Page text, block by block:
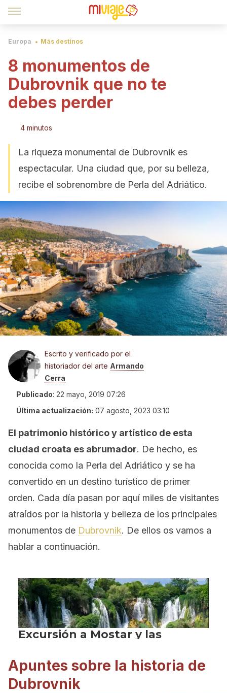
Europa Más destinos
8 monumentos de
Dubrovnik que no te
debes perder
4 minutos
La riqueza monumental de Dubrovnik es
espectacular. Una ciudad que, por su belleza,
recibe el sobrenombre de Perla del Adriático.
Escrito y verificado por el
historiador del arte Armando
Cerra
Publicado: 22 mayo, 2019 07:26
Última actualización: 07 agosto, 2023 03:10
El patrimonio histórico y artístico de esta
ciudad croata es abrumador. De hecho, es
conocida como la Perla del Adriático y se ha
convertido en un destino turístico de primer
orden. Cada día pasan por aquí miles de visitantes
atraídos por la historia y belleza de los principales
monumentos de Dubrovnik. De ellos os vamos a
hablar a continuación.
Apuntes sobre la historia de
Dubrovnik